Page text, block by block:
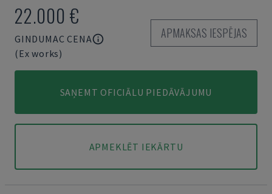
22.000 €
GINDUMAC CENA
(Ex works)
APMAKSAS IESPĒJAS
SAŅEMT OFICIĀLU PIEDĀVĀJUMU
APMEKLĒT IEKĀRTU